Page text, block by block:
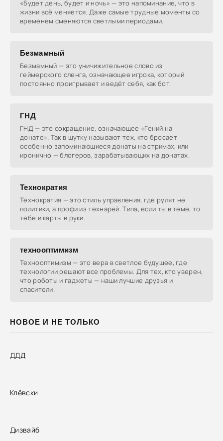
НОВОЕ И НЕ ТОЛЬКО
ДДД
Клёвски
Дизвайб
«Будет день, будет и ночь» — это напоминание, что в
жизни всё меняется. Даже самые трудные моменты со
временем сменяются светлыми периодами.
Безмамный
Безмамный — это уничижительное слово из
геймерского сленга, означающее игрока, который
постоянно проигрывает и ведёт себя, как бот.
ГНД
ГНД — это сокращение, означающее «Гений на
донате». Так в шутку называют тех, кто бросает
особенно запоминающиеся донаты на стримах, или
иронично — блогеров, зарабатывающих на донатах.
Технократия
Технократия — это стиль управления, где рулят не
политики, а профи из технарей. Типа, если ты в теме, то
тебе и карты в руки.
технооптимизм
Технооптимизм — это вера в светлое будущее, где
технологии решают все проблемы. Для тех, кто уверен,
что роботы и гаджеты — наши лучшие друзья и
спасители.